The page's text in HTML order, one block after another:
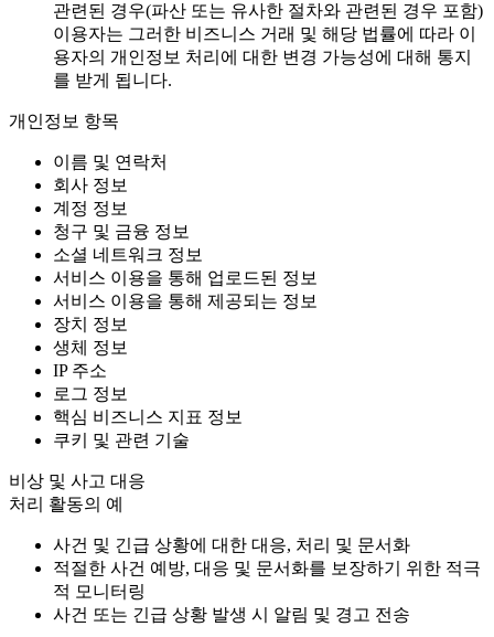
관련된 경우(파산 또는 유사한 절차와 관련된 경우 포함)
이용자는 그러한 비즈니스 거래 및 해당 법률에 따라 이
용자의 개인정보 처리에 대한 변경 가능성에 대해 통지
를 받게 됩니다.
개인정보 항목
이름 및 연락처
회사 정보
계정 정보
청구 및 금융 정보
소셜 네트워크 정보
서비스 이용을 통해 업로드된 정보
서비스 이용을 통해 제공되는 정보
장치 정보
생체 정보
IP 주소
로그 정보
핵심 비즈니스 지표 정보
쿠키 및 관련 기술
비상 및 사고 대응
처리 활동의 예
사건 및 긴급 상황에 대한 대응, 처리 및 문서화
적절한 사건 예방, 대응 및 문서화를 보장하기 위한 적극
적 모니터링
사건 또는 긴급 상황 발생 시 알림 및 경고 전송